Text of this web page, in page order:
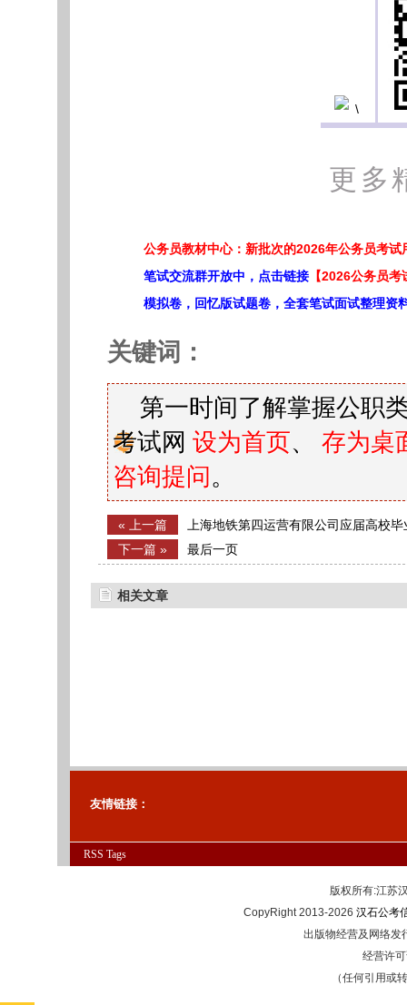
更多
公务员教材中心：新批次的2026年公务员考试
笔试交流群开放中，点击链接 【2026公务员
模拟卷，回忆版试题卷，全套笔试面试整理资
关键词：
第一时间了解掌握公职
考试网 设为首页、 存为桌
咨询提问 。
« 上一篇
上海地铁第四运营有限公司应届高校
下一篇 »
最后一页
相关文章
友情链接：
RSS Tags
版权所有:江苏
CopyRight 2013-2026汉石公考
出版物经营及网络发
经营许
（任何引用或